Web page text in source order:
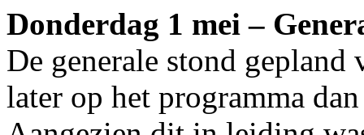
Donderdag 1 mei –
De generale stond
later op het programma